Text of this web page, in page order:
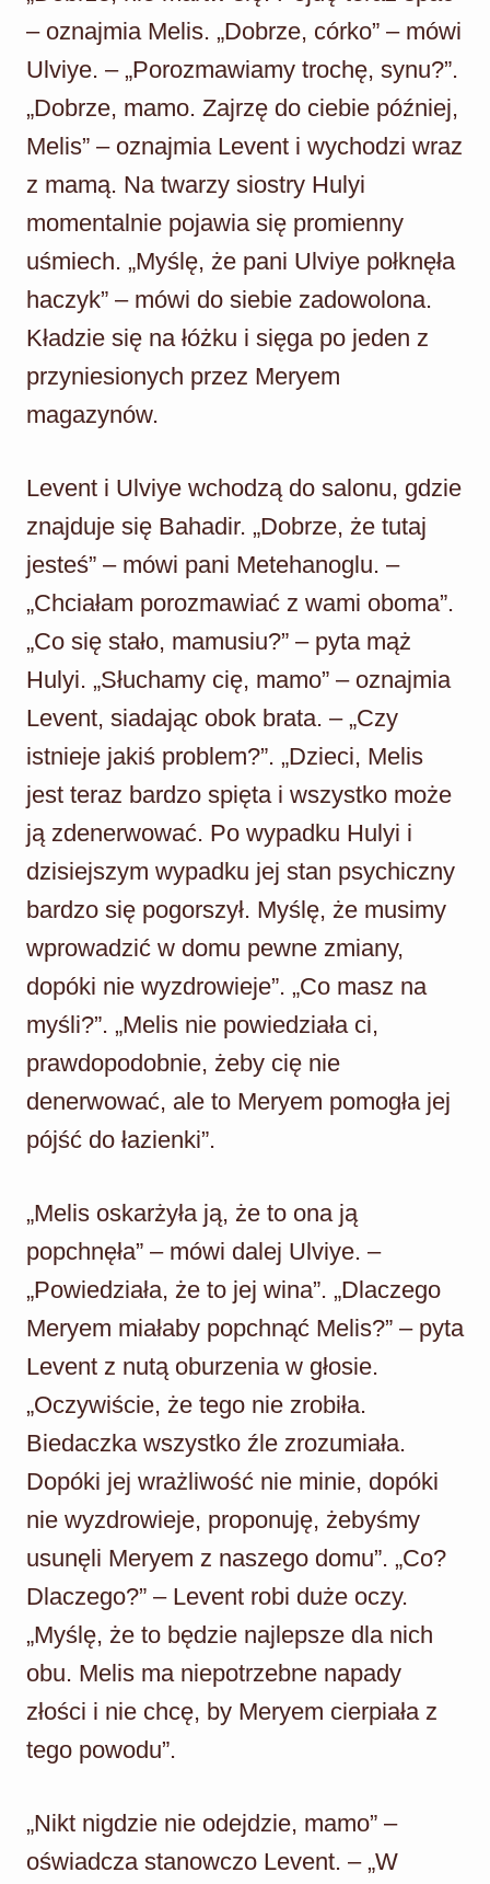
– oznajmia Melis. „Dobrze, córko” – mówi
Ulviye. – „Porozmawiamy trochę, synu?”.
„Dobrze, mamo. Zajrzę do ciebie później,
Melis” – oznajmia Levent i wychodzi wraz
z mamą. Na twarzy siostry Hulyi
momentalnie pojawia się promienny
uśmiech. „Myślę, że pani Ulviye połknęła
haczyk” – mówi do siebie zadowolona.
Kładzie się na łóżku i sięga po jeden z
przyniesionych przez Meryem
magazynów.
Levent i Ulviye wchodzą do salonu, gdzie
znajduje się Bahadir. „Dobrze, że tutaj
jesteś” – mówi pani Metehanoglu. –
„Chciałam porozmawiać z wami oboma”.
„Co się stało, mamusiu?” – pyta mąż
Hulyi. „Słuchamy cię, mamo” – oznajmia
Levent, siadając obok brata. – „Czy
istnieje jakiś problem?”. „Dzieci, Melis
jest teraz bardzo spięta i wszystko może
ją zdenerwować. Po wypadku Hulyi i
dzisiejszym wypadku jej stan psychiczny
bardzo się pogorszył. Myślę, że musimy
wprowadzić w domu pewne zmiany,
dopóki nie wyzdrowieje”. „Co masz na
myśli?”. „Melis nie powiedziała ci,
prawdopodobnie, żeby cię nie
denerwować, ale to Meryem pomogła jej
pójść do łazienki”.
„Melis oskarżyła ją, że to ona ją
popchnęła” – mówi dalej Ulviye. –
„Powiedziała, że to jej wina”. „Dlaczego
Meryem miałaby popchnąć Melis?” – pyta
Levent z nutą oburzenia w głosie.
„Oczywiście, że tego nie zrobiła.
Biedaczka wszystko źle zrozumiała.
Dopóki jej wrażliwość nie minie, dopóki
nie wyzdrowieje, proponuję, żebyśmy
usunęli Meryem z naszego domu”. „Co?
Dlaczego?” – Levent robi duże oczy.
„Myślę, że to będzie najlepsze dla nich
obu. Melis ma niepotrzebne napady
złości i nie chcę, by Meryem cierpiała z
tego powodu”.
„Nikt nigdzie nie odejdzie, mamo” –
oświadcza stanowczo Levent. – „W